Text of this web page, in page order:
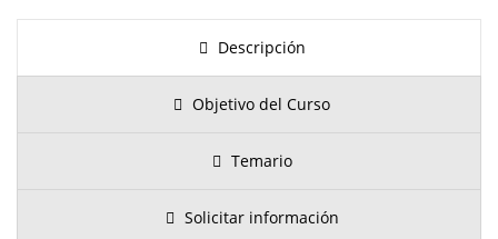
Descripción
Objetivo del Curso
Temario
Solicitar información